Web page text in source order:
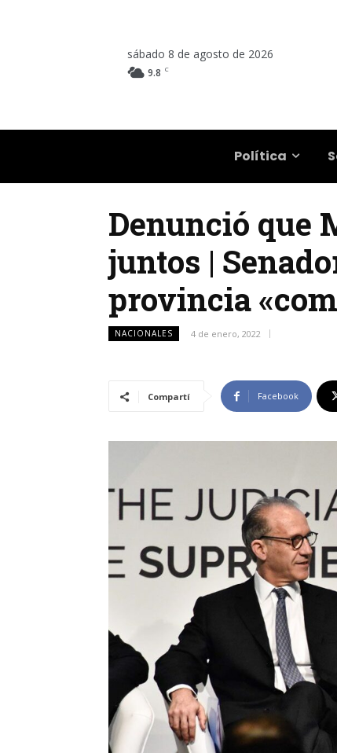
sábado 8 de agosto de 2026
9.8 C
Política
Denunció que
juntos |
provincia
NACIONALES 4 de enero, 2022
Compartí Facebook